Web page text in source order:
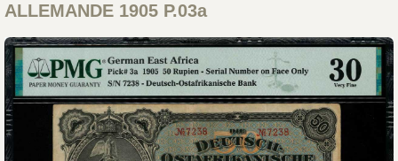
ALLEMANDE 1905 P.03a